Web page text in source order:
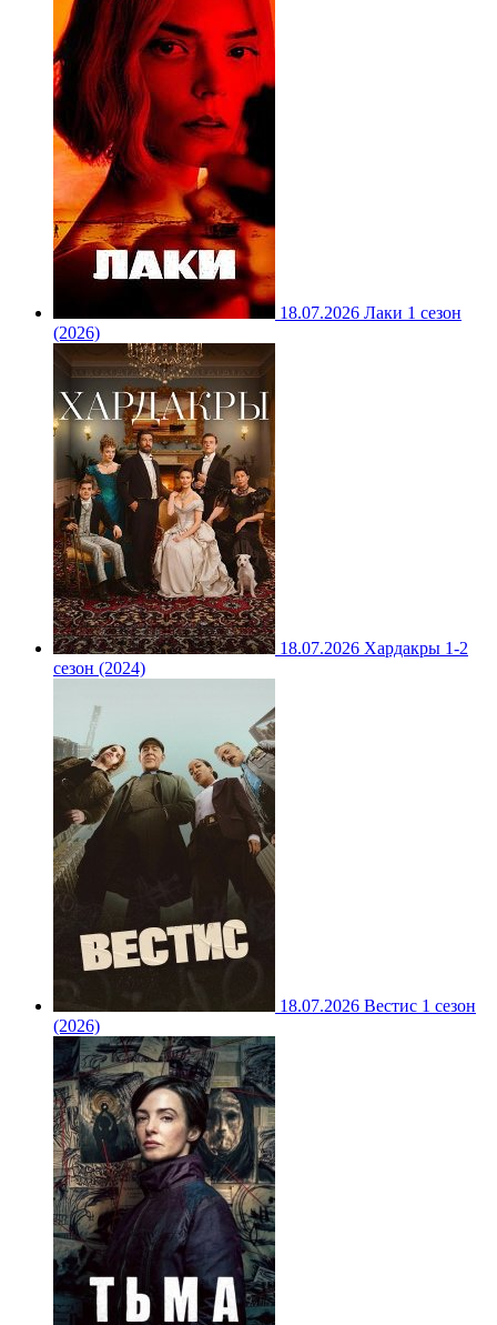
18.07.2026 Лаки 1 сезон
(2026)
18.07.2026 Хардакры 1-2
сезон (2024)
18.07.2026 Вестис 1 сезон
(2026)